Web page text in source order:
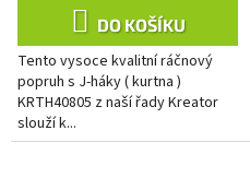
DO KOŠÍKU
Tento vysoce kvalitní ráčnový
popruh s J-háky ( kurtna )
KRTH40805 z naší řady Kreator
slouží k...